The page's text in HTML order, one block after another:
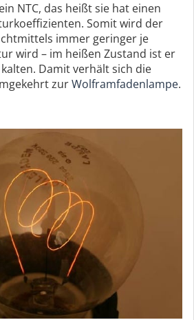
NTC, das heißt sie hat einen
Somit wird der
immer geringer je
wird – im heißen Zustand ist er
Damit verhält sich die
zurWolframfadenlampe.